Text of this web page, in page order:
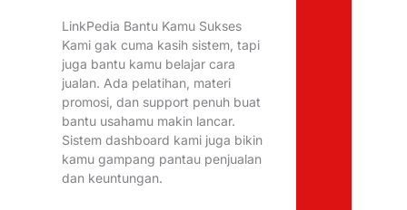
LinkPedia Bantu Kamu Sukses
Kami gak cuma kasih sistem, tapi
juga bantu kamu belajar cara
jualan. Ada pelatihan, materi
promosi, dan support penuh buat
bantu usahamu makin lancar.
Sistem dashboard kami juga bikin
kamu gampang pantau penjualan
dan keuntungan.